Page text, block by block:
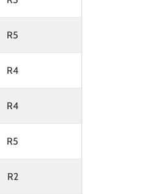
R5
R4
R4
R5
R2